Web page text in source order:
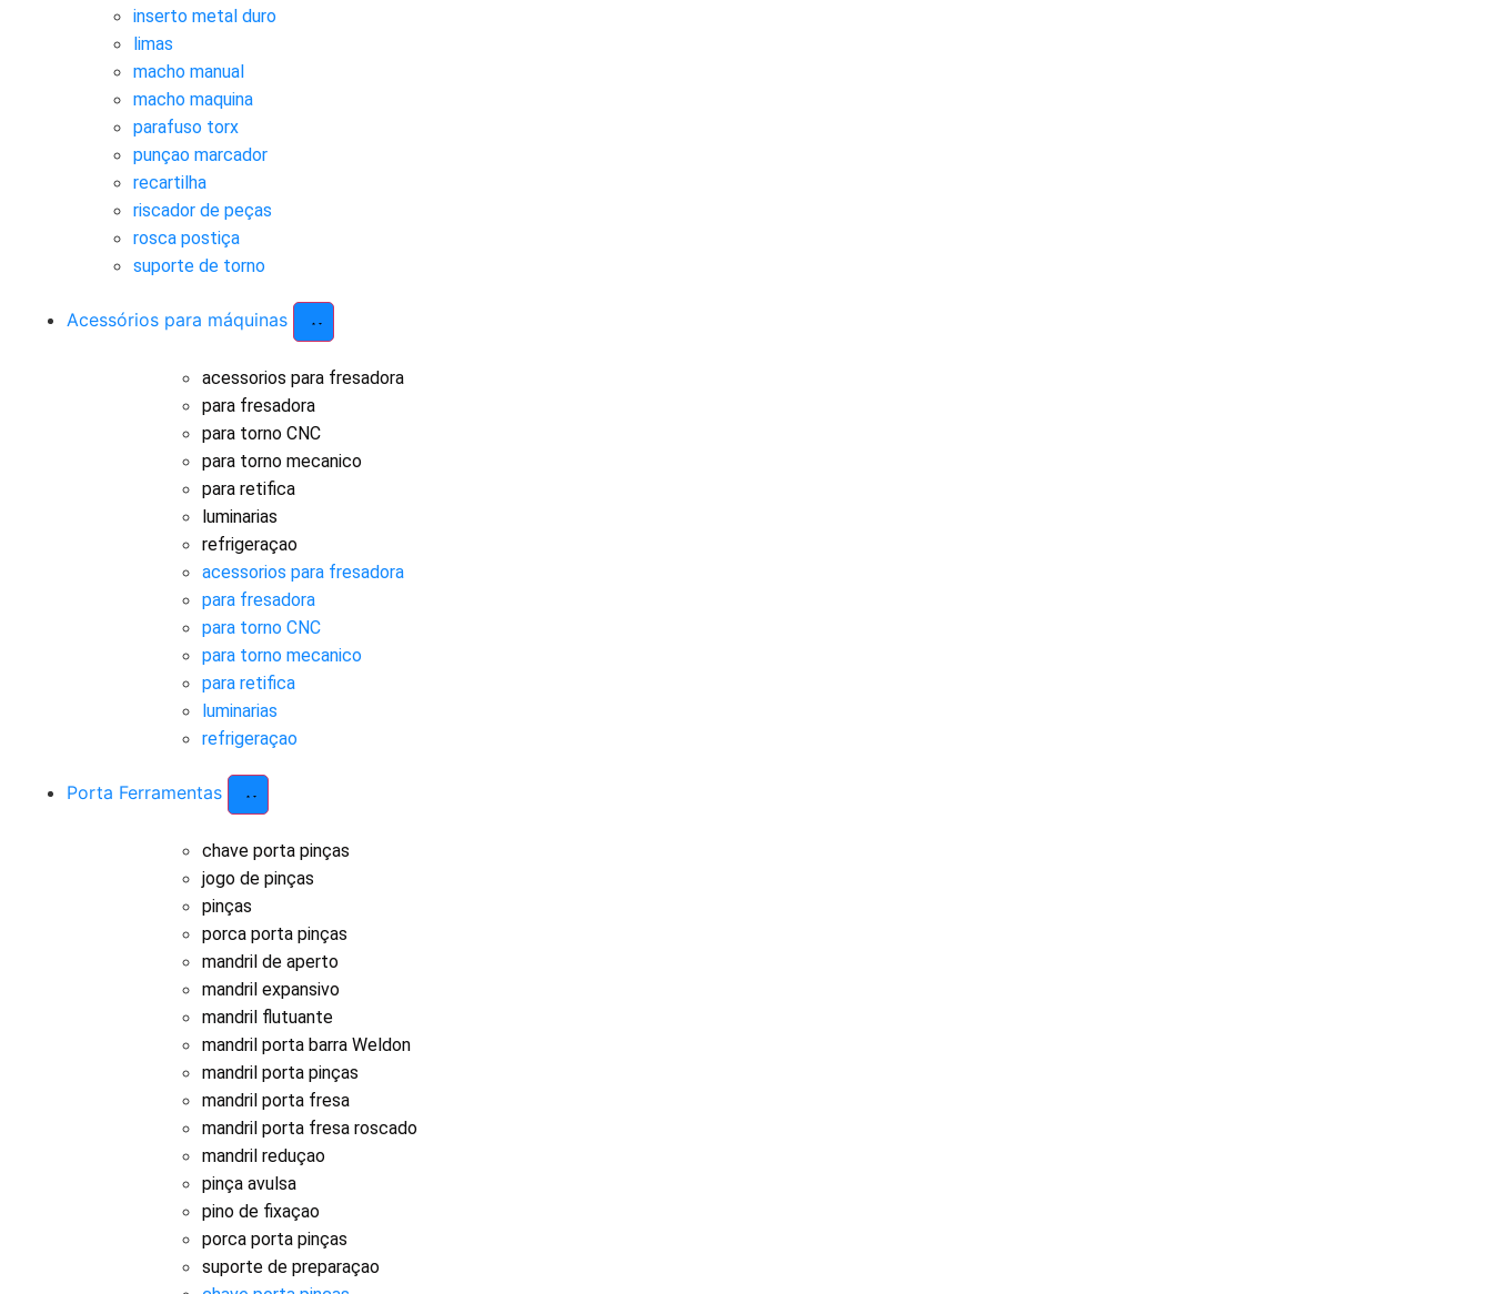
inserto metal duro
limas
macho manual
macho maquina
parafuso torx
punçao marcador
recartilha
riscador de peças
rosca postiça
suporte de torno
Acessórios para máquinas
acessorios para fresadora
para fresadora
para torno CNC
para torno mecanico
para retifica
luminarias
refrigeraçao
acessorios para fresadora
para fresadora
para torno CNC
para torno mecanico
para retifica
luminarias
refrigeraçao
Porta Ferramentas
chave porta pinças
jogo de pinças
pinças
porca porta pinças
mandril de aperto
mandril expansivo
mandril flutuante
mandril porta barra Weldon
mandril porta pinças
mandril porta fresa
mandril porta fresa roscado
mandril reduçao
pinça avulsa
pino de fixaçao
porca porta pinças
suporte de preparaçao